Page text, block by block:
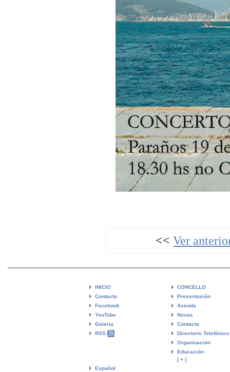
<<Ver
INICIO
Contacto
Facebook
YouTube
Galeria
RSS
Español
CONCELLO
Presentación
Axenda
Novas
Contacto
Directorio Telefónico
Organización
Educación
[ + ]